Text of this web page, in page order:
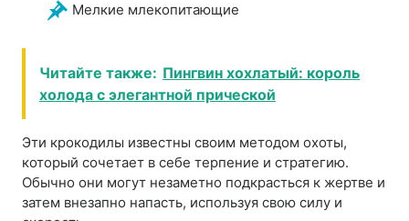
Мелкие млекопитающие
Читайте также: Пингвин хохлатый: король
холода с элегантной прической
Эти крокодилы известны своим методом охоты,
который сочетает в себе терпение и стратегию.
Обычно они могут незаметно подкрасться к жертве и
затем внезапно напасть, используя свою силу и